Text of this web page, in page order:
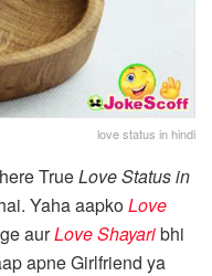
love status in hindi
TrueLove Status in
Yaha aapkoLove
aurLove Shayaribhi
apne Girlfriend ya